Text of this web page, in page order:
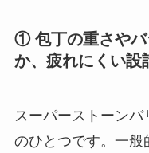
① 包丁の重さやバ
か、疲れにくい設
スーパーストーン
のひとつです。一般